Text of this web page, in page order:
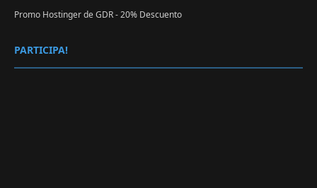
Promo Hostinger de GDR - 20% Descuento
PARTICIPA!